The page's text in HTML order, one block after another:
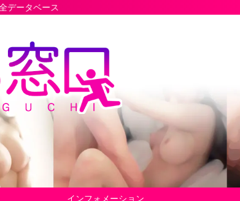
インフォメーション